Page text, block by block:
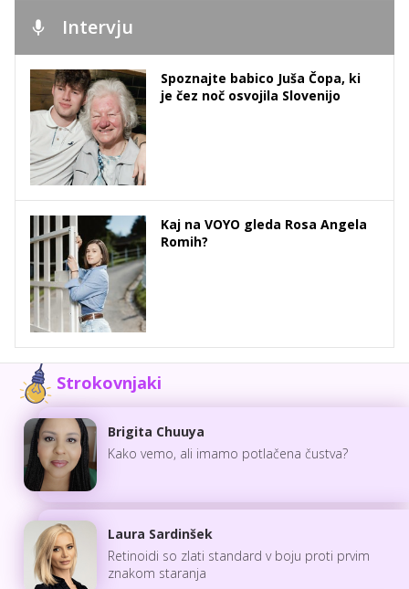
Intervju
Spoznajte babico Juša Čopa, ki
je čez noč osvojila Slovenijo
Kaj na VOYO gleda Rosa Angela
Romih?
Strokovnjaki
Brigita Chuuya
Kako vemo, ali imamo potlačena čustva?
Laura Sardinšek
Retinoidi so zlati standard v boju proti prvim
znakom staranja